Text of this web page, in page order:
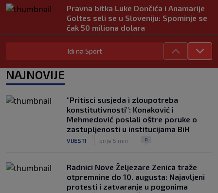
Pravna bitka Luke Dončića i Anamarije
Goltes seli se u Sloveniju: Spominje se
čak 50 miliona dolara
| |
Danas počinje nova sezona šampionata
Infantino u jeku brojnih kritika, dobio
javnu podršku jednog nogometnog
saveza, ali i jednu kritiku
NOGOMET
|
prije 4 h
| 0
Idi na Sport
NAJNOVIJE
"Pritisci susjeda i zloupotreba
konstitutivnosti": Konaković i
Mehmedović poslali oštre poruke o
zastupljenosti u institucijama BiH
VIJESTI prije 5 min 0
Radnici Nove Željezare Zenica traže
otpremnine do 10. augusta: Najavljeni
protesti i zatvaranje u pogonima